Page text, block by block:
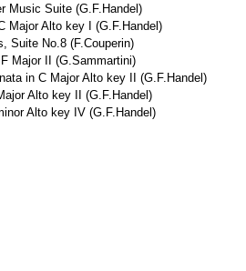
Music Suite (G.F.Handel)
Major Alto key I (G.F.Handel)
Suite No.8 (F.Couperin)
Major II (G.Sammartini)
in C Major Alto key II (G.F.Handel)
Alto key II (G.F.Handel)
Alto key IV (G.F.Handel)